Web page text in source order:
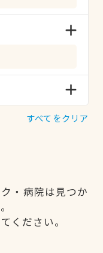
すべてをクリア
・病院は見つか
ください。